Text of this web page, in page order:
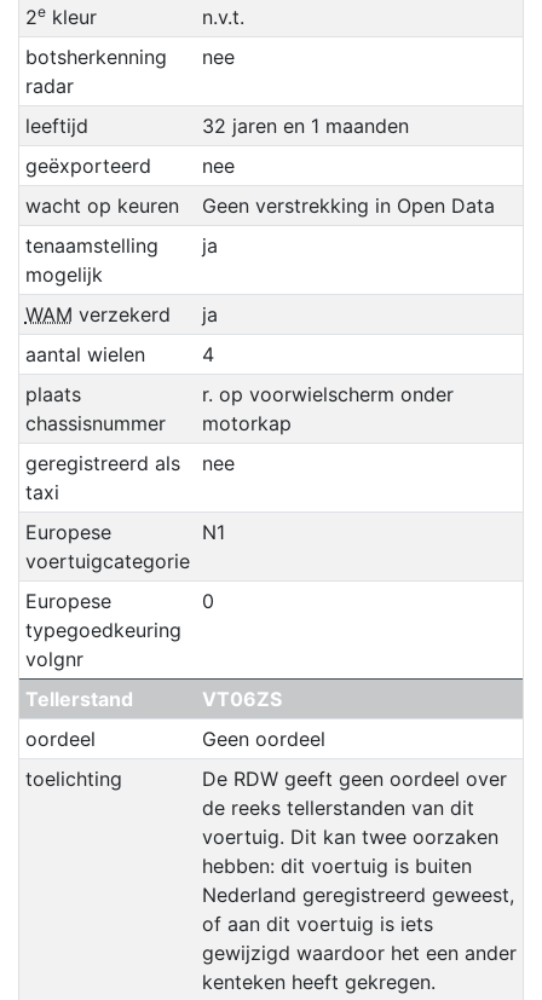
2ekleur
n.v.t.
botsherkenning
radar
nee
leeftijd
32 jaren en 1 maanden
geëxporteerd
nee
wacht op keuren
Geen verstrekking in Open Data
tenaamstelling
mogelijk
ja
WAM verzekerd
ja
aantal wielen
4
plaats
chassisnummer
r. op voorwielscherm onder
motorkap
geregistreerd als
taxi
nee
Europese
voertuigcategorie
N1
Europese
typegoedkeuring
volgnr
0
Tellerstand
VT06ZS
oordeel
Geen oordeel
toelichting
De RDW geeft geen oordeel over
de reeks tellerstanden van dit
voertuig. Dit kan twee oorzaken
hebben: dit voertuig is buiten
Nederland geregistreerd geweest,
of aan dit voertuig is iets
gewijzigd waardoor het een ander
kenteken heeft gekregen.